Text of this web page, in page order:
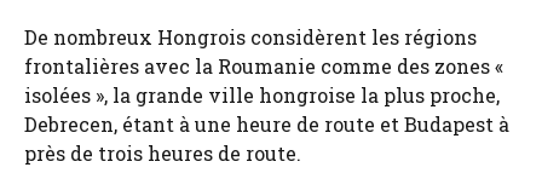
De nombreux Hongrois considèrent les régions
frontalières avec la Roumanie comme des zones «
isolées », la grande ville hongroise la plus proche,
Debrecen, étant à une heure de route et Budapest à
près de trois heures de route.